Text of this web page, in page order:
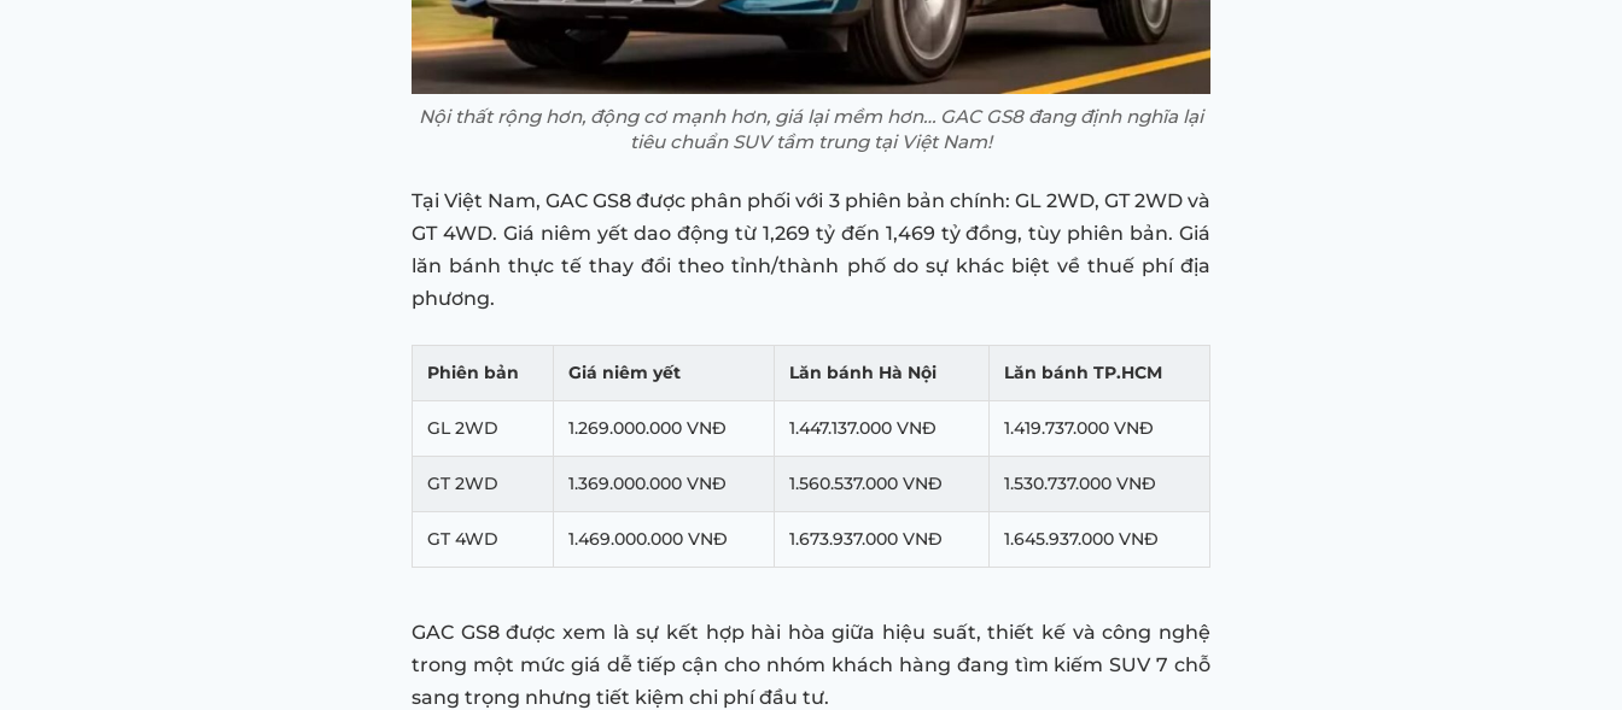
Nội thất rộng hơn, động cơ mạnh hơn, giá lại mềm hơn… GAC GS8 đang định nghĩa lại
tiêu chuẩn SUV tầm trung tại Việt Nam!
Tại Việt Nam, GAC GS8 được phân phối với 3 phiên bản chính: GL 2WD, GT 2WD và
GT 4WD. Giá niêm yết dao động từ 1,269 tỷ đến 1,469 tỷ đồng, tùy phiên bản. Giá
lăn bánh thực tế thay đổi theo tỉnh/thành phố do sự khác biệt về thuế phí địa
phương.
Phiên bản Giá niêm yết Lăn bánh Hà Nội Lăn bánh TP.HCM
GL 2WD 1.269.000.000 VNĐ 1.447.137.000 VNĐ 1.419.737.000 VNĐ
GT 2WD 1.369.000.000 VNĐ 1.560.537.000 VNĐ 1.530.737.000 VNĐ
GT 4WD 1.469.000.000 VNĐ 1.673.937.000 VNĐ 1.645.937.000 VNĐ
GAC GS8 được xem là sự kết hợp hài hòa giữa hiệu suất, thiết kế và công nghệ
trong một mức giá dễ tiếp cận cho nhóm khách hàng đang tìm kiếm SUV 7 chỗ
sang trọng nhưng tiết kiệm chi phí đầu tư.